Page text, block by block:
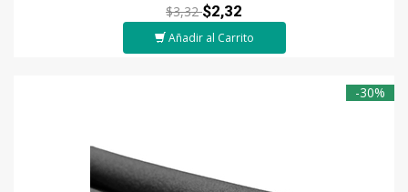
$3,32$2,32
Añadir al Carrito
-30%